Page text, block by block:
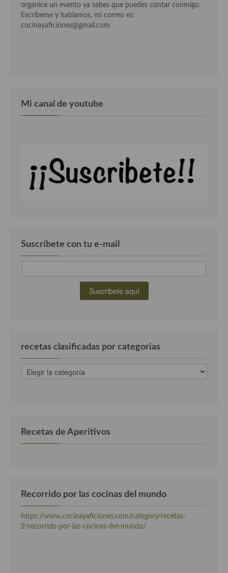
Cocina Turca
organice un evento ya sabes que puedes contar conmigo.
Escríbeme y hablamos, mi correo es:
cocinayaficiones@gmail.com
Mi canal de youtube
Suscríbete con tu e-mail
recetas clasificadas por categorias
recetas
clasificadas
Recetas de Aperitivos
Recorrido por las cocinas del mundo
https://www.cocinayaficiones.com/category/recetas-
2/recorrido-por-las-cocinas-del-mundo/